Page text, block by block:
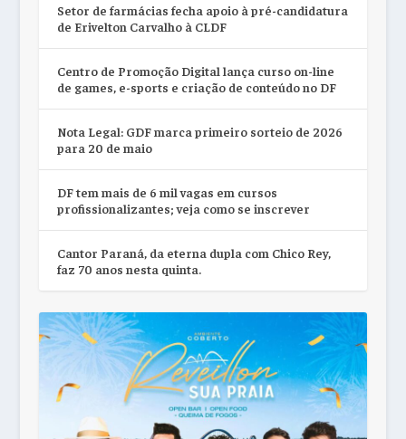
Setor de farmácias fecha apoio à pré-candidatura
de Erivelton Carvalho à CLDF
Centro de Promoção Digital lança curso on-line
de games, e-sports e criação de conteúdo no DF
Nota Legal: GDF marca primeiro sorteio de 2026
para 20 de maio
DF tem mais de 6 mil vagas em cursos
profissionalizantes; veja como se inscrever
Cantor Paraná, da eterna dupla com Chico Rey,
faz 70 anos nesta quinta.